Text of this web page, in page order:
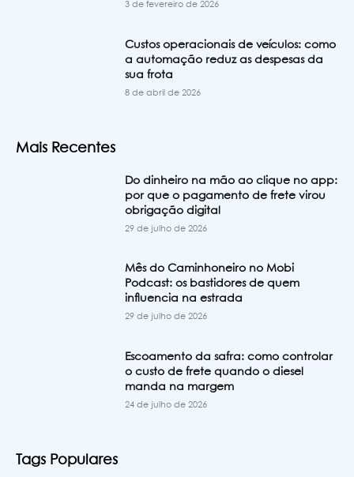
3 de fevereiro de 2026
Custos operacionais de veículos: como
a automação reduz as despesas da
sua frota
8 de abril de 2026
Mais Recentes
Do dinheiro na mão ao clique no app:
por que o pagamento de frete virou
obrigação digital
29 de julho de 2026
Mês do Caminhoneiro no Mobi
Podcast: os bastidores de quem
influencia na estrada
29 de julho de 2026
Escoamento da safra: como controlar
o custo de frete quando o diesel
manda na margem
24 de julho de 2026
Tags Populares